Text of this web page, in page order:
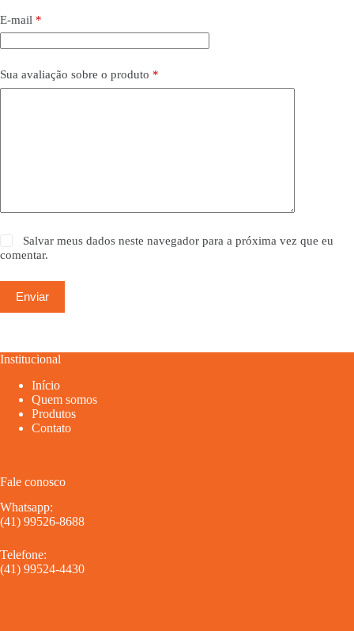
E-mail *
Sua avaliação sobre o produto *
Salvar meus dados neste navegador para a próxima vez que eu
comentar.
Enviar
Institucional
Início
Quem somos
Produtos
Contato
Fale conosco
Whatsapp:
(41) 99526-8688
Telefone:
(41) 99524-4430